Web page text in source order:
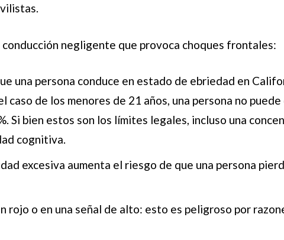
negligente que provoca choques frontales:
una persona conduce en estado de ebriedad en
caso de los menores de 21 años, una persona no
Si bien estos son los límites legales, incluso una
cognitiva.
excesiva aumenta el riesgo de que una persona
rojo o en una señal de alto: esto es peligroso por